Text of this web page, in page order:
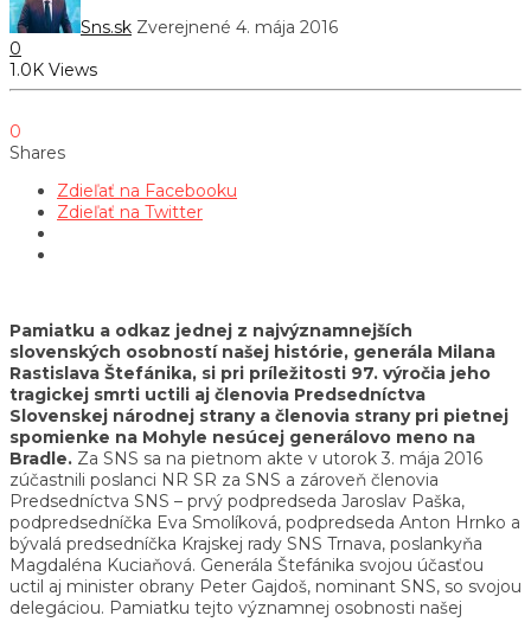
Sns.sk Zverejnené 4. mája 2016
0
1.0K Views
0
Shares
Zdieľať na Facebooku
Zdieľať na Twitter
Pamiatku a odkaz jednej z najvýznamnejších
slovenských osobností našej histórie, generála Milana
Rastislava Štefánika, si pri príležitosti 97. výročia jeho
tragickej smrti uctili aj členovia Predsedníctva
Slovenskej národnej strany a členovia strany pri pietnej
spomienke na Mohyle nesúcej generálovo meno na
Bradle. Za SNS sa na pietnom akte v utorok 3. mája 2016
zúčastnili poslanci NR SR za SNS a zároveň členovia
Predsedníctva SNS – prvý podpredseda Jaroslav Paška,
podpredsedníčka Eva Smolíková, podpredseda Anton Hrnko a
bývalá predsedníčka Krajskej rady SNS Trnava, poslankyňa
Magdaléna Kuciaňová. Generála Štefánika svojou účasťou
uctil aj minister obrany Peter Gajdoš, nominant SNS, so svojou
delegáciou. Pamiatku tejto významnej osobnosti našej